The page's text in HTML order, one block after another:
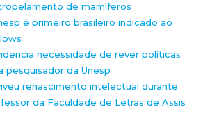
de mamíferos
é primeiro brasileiro indicado ao
necessidade de rever políticas
pesquisador da Unesp
renascimento intelectual durante
da Faculdade de Letras de Assis